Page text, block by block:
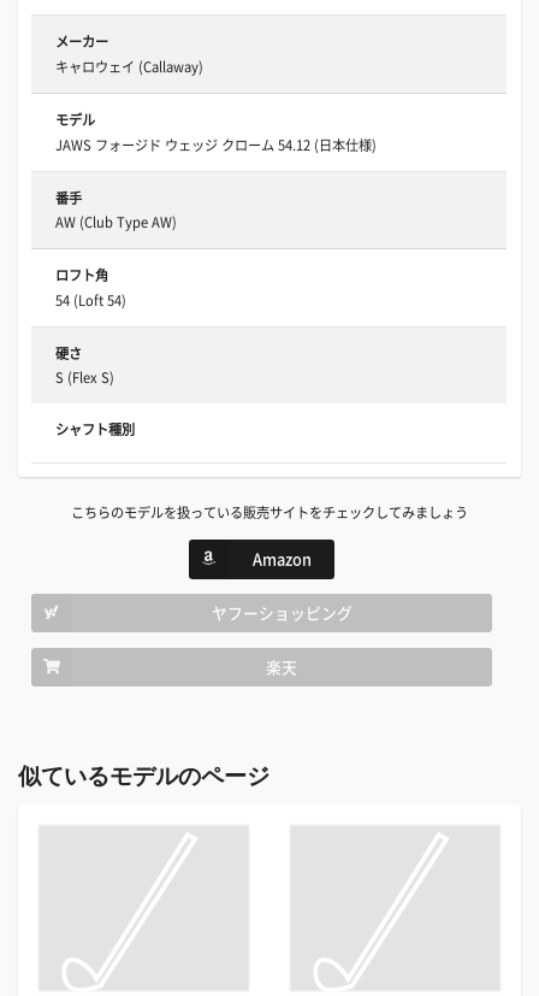
メーカー
キャロウェイ (Callaway)
モデル
JAWS フォージド ウェッジ クローム 54.12 (日本仕様)
番手
AW (Club Type AW)
ロフト角
54 (Loft 54)
硬さ
S (Flex S)
シャフト種別
こちらのモデルを扱っている販売サイトをチェックしてみましょう
Amazon
ヤフーショッピング
楽天
似ているモデルのページ